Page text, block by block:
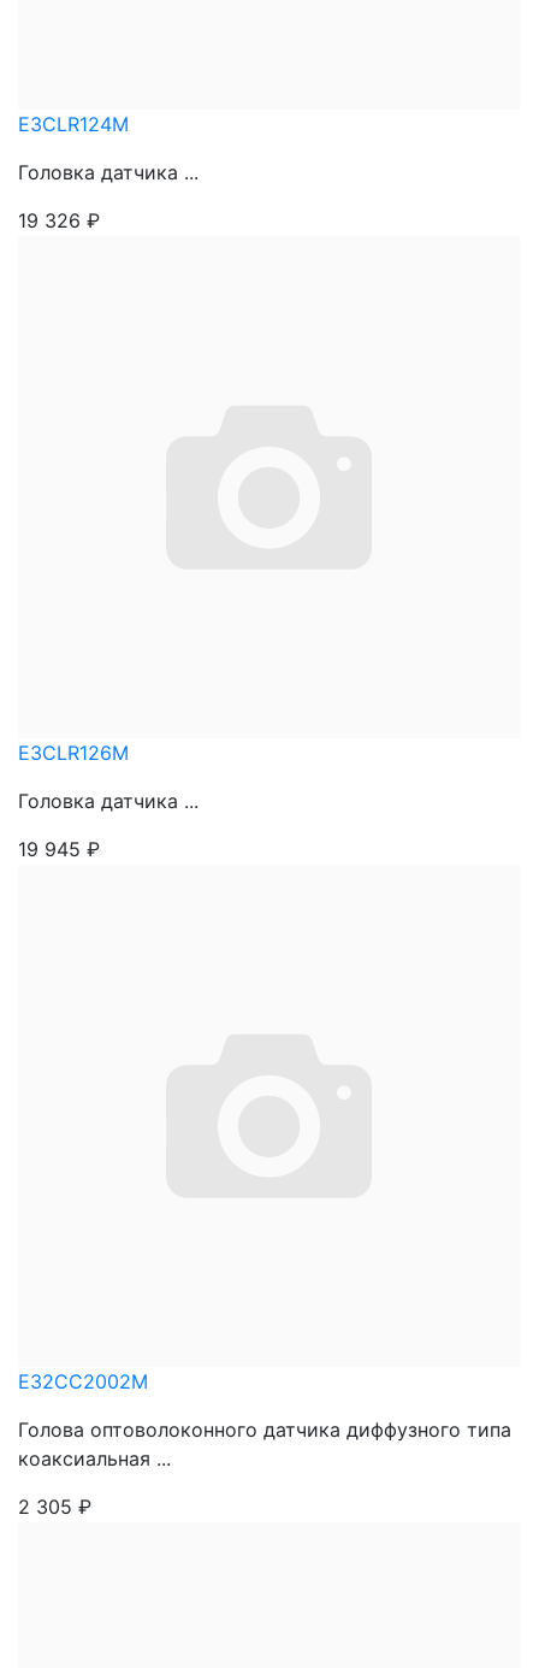
E3CLR124M
Головка датчика ...
19 326 ₽
E3CLR126M
Головка датчика ...
19 945 ₽
E32CC2002M
Голова оптоволоконного датчика диффузного типа
коаксиальная ...
2 305 ₽